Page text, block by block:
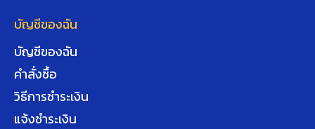
บัญชีของฉัน
บัญชีของฉัน
คำสั่งซื้อ
วิธีการชำระเงิน
แจ้งชำระเงิน